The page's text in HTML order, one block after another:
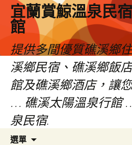
宜蘭賞鯨溫泉民
館
提供多間優質礁溪鄉
溪鄉民宿、礁溪鄉飯
館及礁溪鄉酒店，讓
… 礁溪太陽溫泉行館
泉民宿.
選單